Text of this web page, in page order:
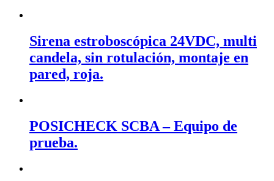
Sirena estroboscópica 24VDC, multi
candela, sin rotulación, montaje en
pared, roja.
POSICHECK SCBA – Equipo de
prueba.